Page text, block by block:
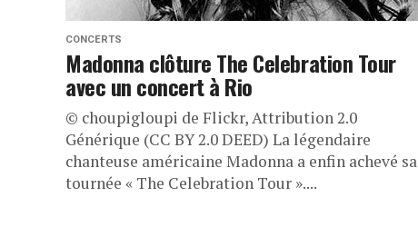
CONCERTS
Madonna clôture The Celebration Tour
avec un concert à Rio
© choupigloupi de Flickr, Attribution 2.0
Générique (CC BY 2.0 DEED) La légendaire
chanteuse américaine Madonna a enfin achevé sa
tournée « The Celebration Tour »....